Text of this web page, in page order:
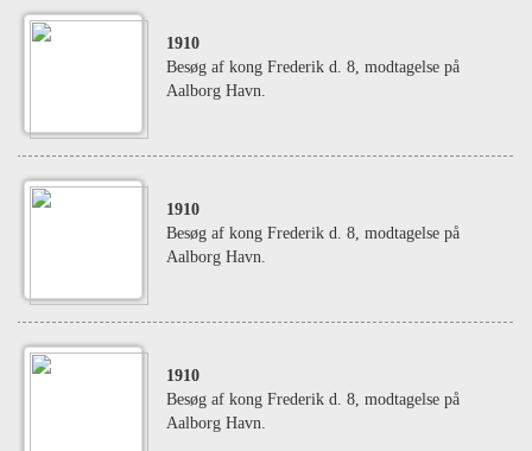
1910
Besøg af kong Frederik d. 8, modtagelse på
Aalborg Havn.
1910
Besøg af kong Frederik d. 8, modtagelse på
Aalborg Havn.
1910
Besøg af kong Frederik d. 8, modtagelse på
Aalborg Havn.